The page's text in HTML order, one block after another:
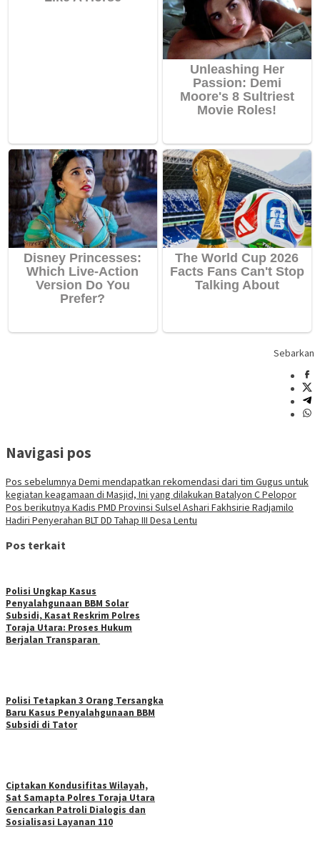
Sebarkan
Navigasi pos
Pos sebelumnya Demi mendapatkan rekomendasi dari tim Gugus untuk
kegiatan keagamaan di Masjid, Ini yang dilakukan Batalyon C Pelopor
Pos berikutnya Kadis PMD Provinsi Sulsel Ashari Fakhsirie Radjamilo
Hadiri Penyerahan BLT DD Tahap III Desa Lentu
Pos terkait
Polisi Ungkap Kasus
Penyalahgunaan BBM Solar
Subsidi, Kasat Reskrim Polres
Toraja Utara: Proses Hukum
Berjalan Transparan
Polisi Tetapkan 3 Orang Tersangka
Baru Kasus Penyalahgunaan BBM
Subsidi di Tator
Ciptakan Kondusifitas Wilayah,
Sat Samapta Polres Toraja Utara
Gencarkan Patroli Dialogis dan
Sosialisasi Layanan 110